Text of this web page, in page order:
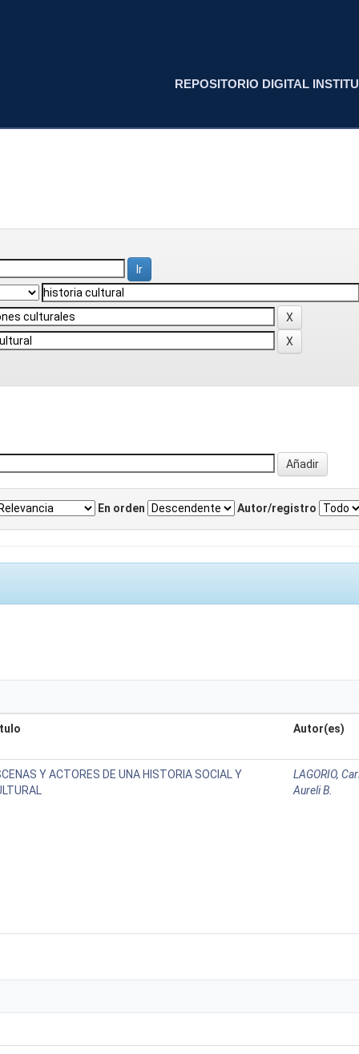
REPOSITORIO DIGITAL
En orden Autor/registro
Autor(es)
Y ACTORES DE UNA HISTORIA SOCIAL Y
LAGORIO,
Aureli B.